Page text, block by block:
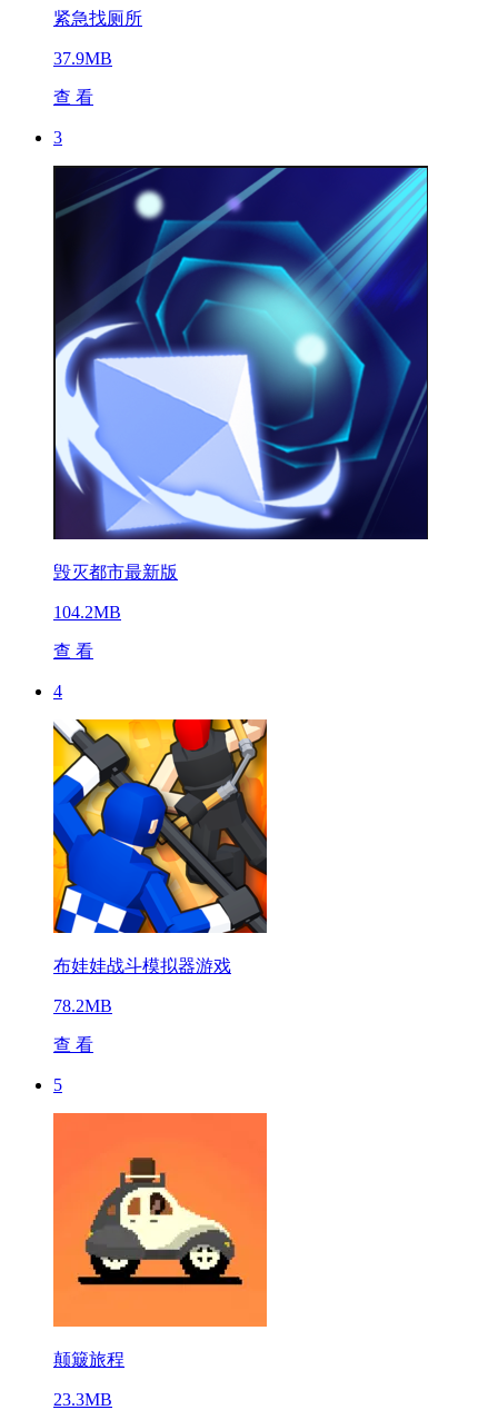
紧急找厕所
37.9MB
查 看
3
毁灭都市最新版
104.2MB
查 看
4
布娃娃战斗模拟器游戏
78.2MB
查 看
5
颠簸旅程
23.3MB